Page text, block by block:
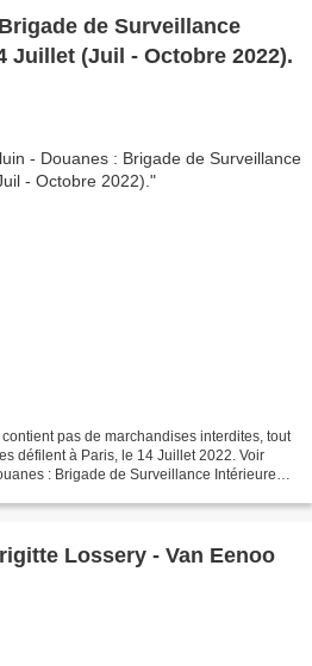
de Surveillance
Juillet (Juil - Octobre 2022).
pas de marchandises interdites, tout
défilent à Paris, le 14 Juillet 2022. Voir
: Brigade de Surveillance Intérieure...
Lossery - Van Eenoo